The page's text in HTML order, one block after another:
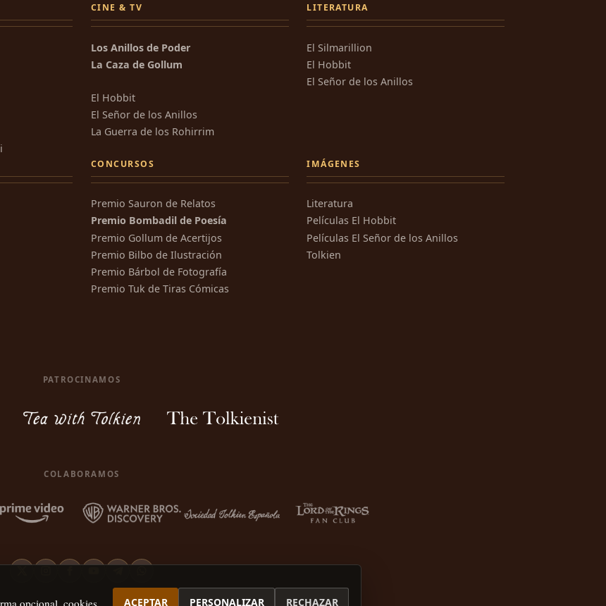
CINE & TV
Los Anillos de Poder
La Caza de Gollum
El Hobbit
El Señor de los Anillos
La Guerra de los Rohirrim
LITERATURA
El Silmarillion
El Hobbit
El Señor de los Anillos
CONCURSOS
Premio Sauron de Relatos
Premio Bombadil de Poesía
Premio Gollum de Acertijos
Premio Bilbo de Ilustración
Premio Bárbol de Fotografía
Premio Tuk de Tiras Cómicas
IMÁGENES
Literatura
Películas El Hobbit
Películas El Señor de los Anillos
Tolkien
PATROCINAMOS
COLABORAMOS
opcional, cookies ACEPTAR PERSONALIZAR RECHAZAR